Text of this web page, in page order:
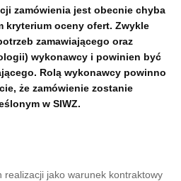
zamówienia jest obecnie chyba
kryterium oceny ofert. Zwykle
zamawiającego oraz
wykonawcy i powinien być
Rolą wykonawcy powinno
że zamówienie zostanie
w SIWZ.
realizacji jako warunek kontraktowy